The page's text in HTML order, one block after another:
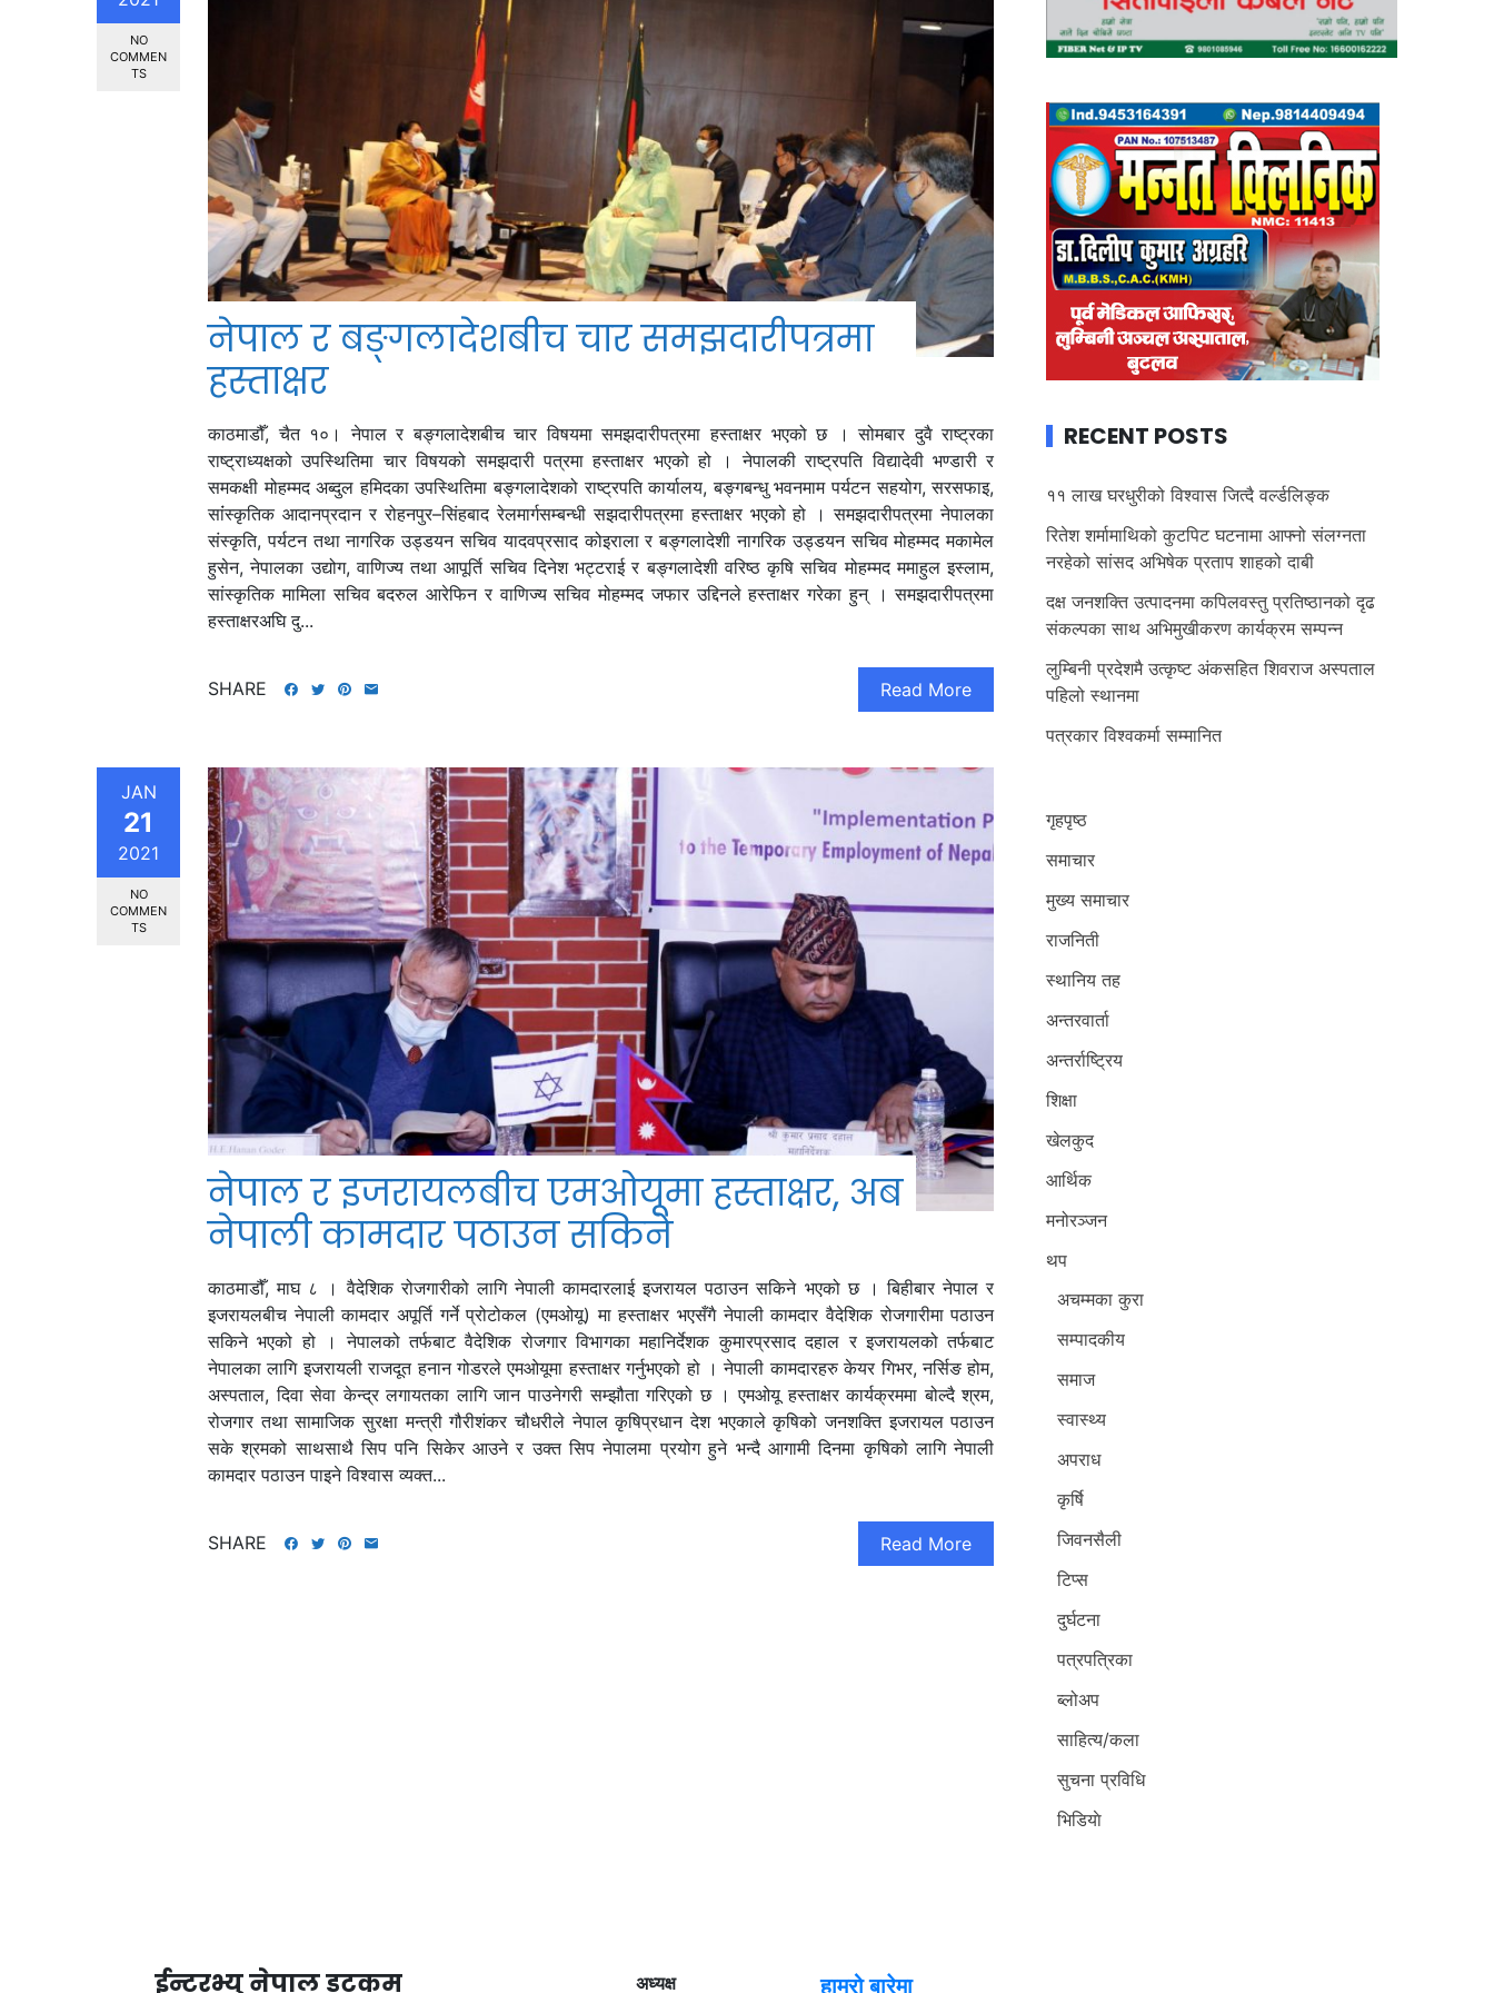
NO
COMMEN
TS
नेपाल र बङ्गलादेशबीच चार समझदारीपत्रमा
हस्ताक्षर
काठमाडौँ, चैत १०। नेपाल र बङ्गलादेशबीच चार विषयमा समझदारीपत्रमा हस्ताक्षर भएको छ । सोमबार दुवै राष्ट्रका
राष्ट्राध्यक्षको उपस्थितिमा चार विषयको समझदारी पत्रमा हस्ताक्षर भएको हो । नेपालकी राष्ट्रपति विद्यादेवी भण्डारी र
समकक्षी मोहम्मद अब्दुल हमिदका उपस्थितिमा बङ्गलादेशको राष्ट्रपति कार्यालय, बङ्गबन्धु भवनमाम पर्यटन सहयोग, सरसफाइ,
सांंस्कृतिक आदानप्रदान र रोहनपुर–सिंहबाद रेलमार्गसम्बन्धी सझदारीपत्रमा हस्ताक्षर भएको हो । समझदारीपत्रमा नेपालका
संस्कृति, पर्यटन तथा नागरिक उड्डयन सचिव यादवप्रसाद कोइराला र बङ्गलादेशी नागरिक उड्डयन सचिव मोहम्मद मकामेल
हुसेन, नेपालका उद्योग, वाणिज्य तथा आपूर्ति सचिव दिनेश भट्टराई र बङ्गलादेशी वरिष्ठ कृषि सचिव मोहम्मद ममाहुल इस्लाम,
सांस्कृतिक मामिला सचिव बदरुल आरेफिन र वाणिज्य सचिव मोहम्मद जफार उद्दिनले हस्ताक्षर गरेका हुन् । समझदारीपत्रमा
हस्ताक्षरअघि दु...
Read More
SHARE
JAN
21
2021
NO
COMMEN
TS
नेपाल र इजरायलबीच एमओयूमा हस्ताक्षर, अब
नेपाली कामदार पठाउन सकिने
काठमाडौँ, माघ ८ । वैदेशिक रोजगारीको लागि नेपाली कामदारलाई इजरायल पठाउन सकिने भएको छ । बिहीबार नेपाल र
इजरायलबीच नेपाली कामदार अपूर्ति गर्ने प्रोटोकल (एमओयू) मा हस्ताक्षर भएसँगै नेपाली कामदार वैदेशिक रोजगारीमा पठाउन
सकिने भएको हो । नेपालको तर्फबाट वैदेशिक रोजगार विभागका महानिर्देशक कुमारप्रसाद दहाल र इजरायलको तर्फबाट
नेपालका लागि इजरायली राजदूत हनान गोडरले एमओयूमा हस्ताक्षर गर्नुभएको हो । नेपाली कामदारहरु केयर गिभर, नर्सिङ होम,
अस्पताल, दिवा सेवा केन्द्र लगायतका लागि जान पाउनेगरी सम्झौता गरिएको छ । एमओयू हस्ताक्षर कार्यक्रममा बोल्दै श्रम,
रोजगार तथा सामाजिक सुरक्षा मन्त्री गौरीशंकर चौधरीले नेपाल कृषिप्रधान देश भएकाले कृषिको जनशक्ति इजरायल पठाउन
सके श्रमको साथसाथै सिप पनि सिकेर आउने र उक्त सिप नेपालमा प्रयोग हुने भन्दै आगामी दिनमा कृषिको लागि नेपाली
कामदार पठाउन पाइने विश्वास व्यक्त...
Read More
SHARE
RECENT POSTS
११ लाख घरधुरीको विश्वास जित्दै वर्ल्डलिङ्क
रितेश शर्मामाथिको कुटपिट घटनामा आफ्नो संलग्नता
नरहेको सांसद अभिषेक प्रताप शाहको दाबी
दक्ष जनशक्ति उत्पादनमा कपिलवस्तु प्रतिष्ठानको दृढ
संकल्पका साथ अभिमुखीकरण कार्यक्रम सम्पन्न
लुम्बिनी प्रदेशमै उत्कृष्ट अंकसहित शिवराज अस्पताल
पहिलो स्थानमा
पत्रकार विश्वकर्मा सम्मानित
गृहपृष्ठ
समाचार
मुख्य समाचार
राजनिती
स्थानिय तह
अन्तरवार्ता
अन्तर्राष्ट्रिय
शिक्षा
खेलकुद
आर्थिक
मनोरञ्जन
थप
अचम्मका कुरा
सम्पादकीय
समाज
स्वास्थ्य
अपराध
कृर्षि
जिवनसैली
टिप्स
दुर्घटना
पत्रपत्रिका
ब्लोअप
साहित्य/कला
सुचना प्रविधि
भिडियाे
ईन्टरभ्यु नेपाल डटकम अध्यक्ष हाम्रो बारेमा